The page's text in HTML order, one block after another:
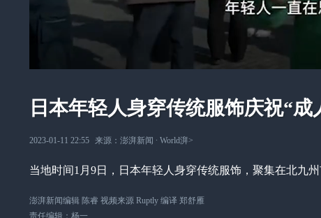
日本年轻人身穿传统服饰庆祝“成
2023-01-11 22:55 来源： 澎湃新闻 ∙ World湃>
当地时间1月9日，日本年轻人身穿传统服饰，聚集在北九
澎湃新闻编辑 陈睿 视频来源 Ruptly 编译 郑舒雁
责任编辑： 杨一